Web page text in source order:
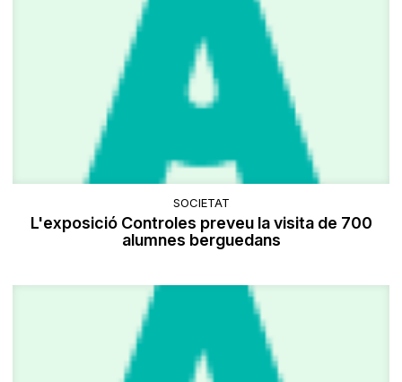
SOCIETAT
L'exposició Controles preveu la visita de 700
alumnes berguedans